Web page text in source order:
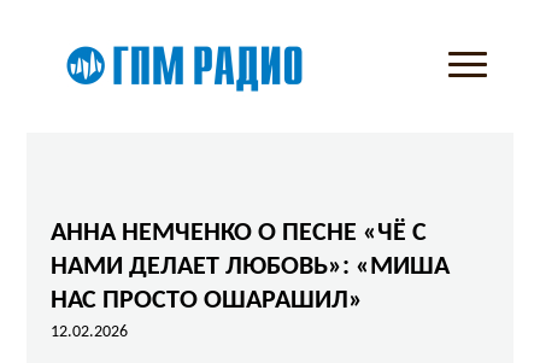
АННА НЕМЧЕНКО О ПЕСНЕ «ЧЁ С
НАМИ ДЕЛАЕТ ЛЮБОВЬ»: «МИША
НАС ПРОСТО ОШАРАШИЛ»
12.02.2026